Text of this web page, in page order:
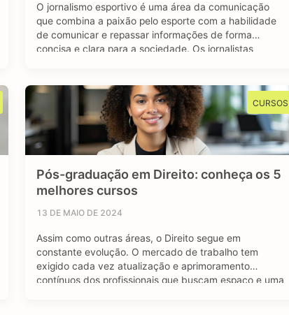
O jornalismo esportivo é uma área da comunicação
que combina a paixão pelo esporte com a habilidade
de comunicar e repassar informações de forma
concisa e clara para a sociedade. Os jornalistas
objetivo de manter o público bem informado sobre os
resultados, bastidores …
CURSOS
Pós-graduação em Direito: conheça os 5
melhores cursos
13 DE MAIO DE 2024
Assim como outras áreas, o Direito segue em
constante evolução. O mercado de trabalho tem
exigido cada vez atualização e aprimoramento
contínuos dos profissionais que buscam espaço e uma